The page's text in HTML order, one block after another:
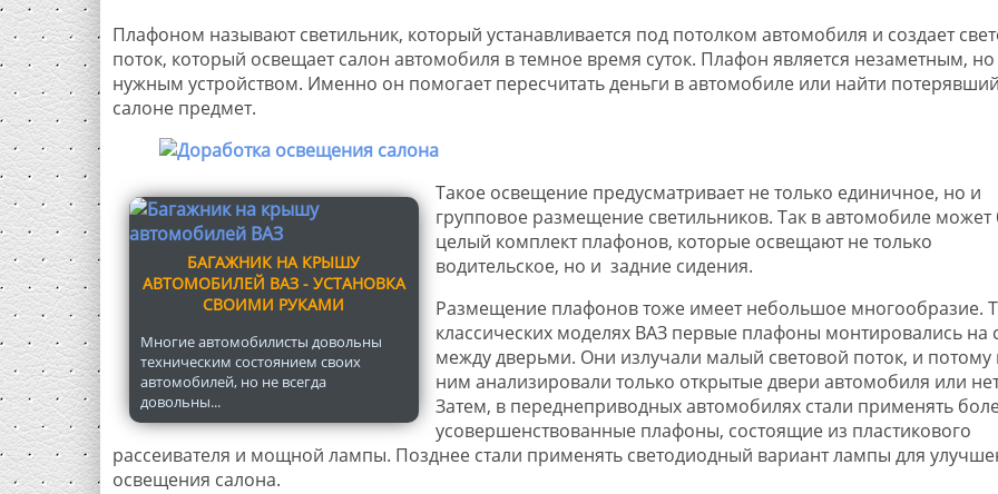
Плафоном называют светильник, который устанавливается под потолком автомобиля и создает
поток, который освещает салон автомобиля в темное время суток. Плафон является незаметным,
нужным устройством. Именно он помогает пересчитать деньги в автомобиле или найти
салоне предмет.
БАГАЖНИК НА КРЫШУ
АВТОМОБИЛЕЙ ВАЗ - УСТАНОВКА
СВОИМИ РУКАМИ
Многие автомобилисты довольны
техническим состоянием своих
автомобилей, но не всегда
довольны...
Такое освещение предусматривает не только единичное, но и
групповое размещение светильников. Так в автомобиле может
целый комплект плафонов, которые освещают не только
водительское, но и задние сидения.
Размещение плафонов тоже имеет небольшое многообразие.
классических моделях ВАЗ первые плафоны монтировались на
между дверьми. Они излучали малый световой поток, и потому
ним анализировали только открытые двери автомобиля или
Затем, в переднеприводных автомобилях стали применять
усовершенствованные плафоны, состоящие из пластикового
рассеивателя и мощной лампы. Позднее стали применять светодиодный вариант лампы для
освещения салона.